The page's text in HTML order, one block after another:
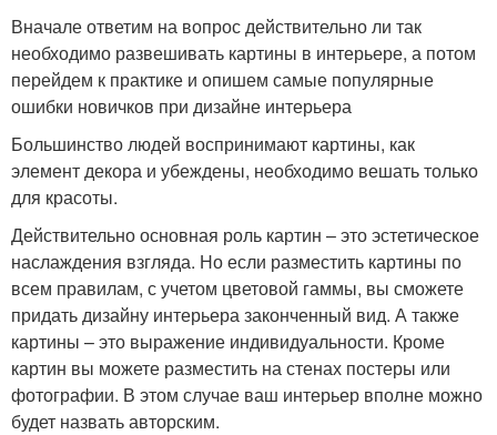
Вначале ответим на вопрос действительно ли так
необходимо развешивать картины в интерьере, а потом
перейдем к практике и опишем самые популярные
ошибки новичков при дизайне интерьера
Большинство людей воспринимают картины, как
элемент декора и убеждены, необходимо вешать только
для красоты.
Действительно основная роль картин – это эстетическое
наслаждения взгляда. Но если разместить картины по
всем правилам, с учетом цветовой гаммы, вы сможете
придать дизайну интерьера законченный вид. А также
картины – это выражение индивидуальности. Кроме
картин вы можете разместить на стенах постеры или
фотографии. В этом случае ваш интерьер вполне можно
будет назвать авторским.